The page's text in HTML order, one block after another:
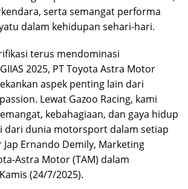
serta semangat performa
dalam kehidupan sehari-hari.
terus mendominasi
2025, PT Toyota Astra Motor
aspek penting lain dari
Lewat Gazoo Racing, kami
kebahagiaan, dan gaya hidup
dari dunia motorsport dalam setiap
Jap Ernando Demily, Marketing
Astra Motor (TAM) dalam
(24/7/2025).